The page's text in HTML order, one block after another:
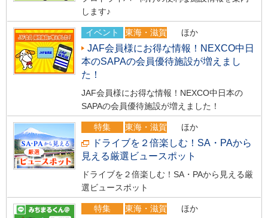
します♪
イベント 東海・滋賀 ほか
JAF会員様にお得な情報！NEXCO中日
本のSAPAの会員優待施設が増えまし
た！
JAF会員様にお得な情報！NEXCO中日本の
SAPAの会員優待施設が増えました！
特集 東海・滋賀 ほか
ドライブを２倍楽しむ！SA・PAから
見える厳選ビュースポット
ドライブを２倍楽しむ！SA・PAから見える厳
選ビュースポット
特集 東海・滋賀 ほか